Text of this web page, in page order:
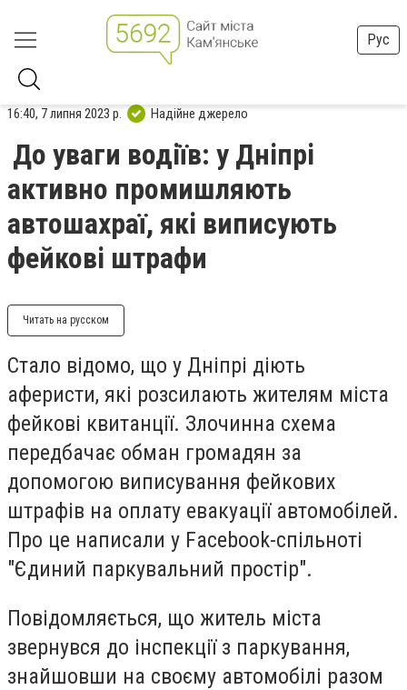
Рус
16:40, 7 липня 2023 р. Надійне джерело
До уваги водіїв: у Дніпрі
активно промишляють
автошахраї, які виписують
фейкові штрафи
Читать на русском
Стало відомо, що у Дніпрі діють
аферисти, які розсилають жителям міста
фейкові квитанції. Злочинна схема
передбачає обман громадян за
допомогою виписування фейкових
штрафів на оплату евакуації автомобілей.
Про це написали у Facebook-спільноті
"Єдиний паркувальний простір".
Повідомляється, що житель міста
звернувся до інспекції з паркування,
знайшовши на своєму автомобілі разом